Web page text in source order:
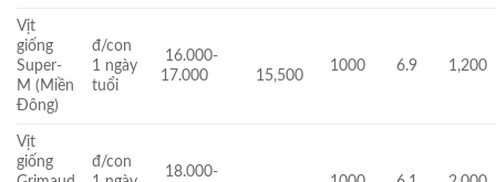
Vịt
giống
Super-
M (Miền
Đông)
đ/con
1 ngày
tuổi
16.000-
17.000
15,500
1000 6.9 1,200
Vịt
giống
đ/con
18.000-